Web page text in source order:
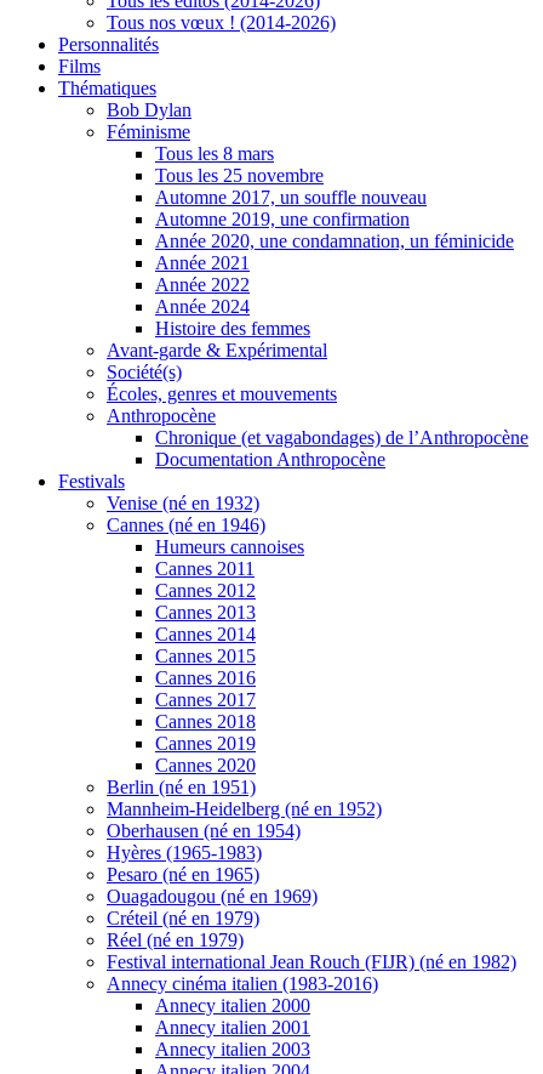
Tous nos vœux ! (2014-2026)
Personnalités
Films
Thématiques
Bob Dylan
Féminisme
Tous les 8 mars
Tous les 25 novembre
Automne 2017, un souffle nouveau
Automne 2019, une confirmation
Année 2020, une condamnation, un féminicide
Année 2021
Année 2022
Année 2024
Histoire des femmes
Avant-garde & Expérimental
Société(s)
Écoles, genres et mouvements
Anthropocène
Chronique (et vagabondages) de l’Anthropocène
Documentation Anthropocène
Festivals
Venise (né en 1932)
Cannes (né en 1946)
Humeurs cannoises
Cannes 2011
Cannes 2012
Cannes 2013
Cannes 2014
Cannes 2015
Cannes 2016
Cannes 2017
Cannes 2018
Cannes 2019
Cannes 2020
Berlin (né en 1951)
Mannheim-Heidelberg (né en 1952)
Oberhausen (né en 1954)
Hyères (1965-1983)
Pesaro (né en 1965)
Ouagadougou (né en 1969)
Créteil (né en 1979)
Réel (né en 1979)
Festival international Jean Rouch (FIJR) (né en 1982)
Annecy cinéma italien (1983-2016)
Annecy italien 2000
Annecy italien 2001
Annecy italien 2003